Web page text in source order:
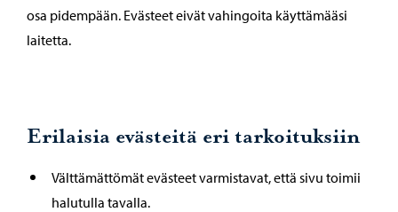
osa pidempään. Evästeet eivät vahingoita käyttämääsi
laitetta.
Erilaisia evästeitä eri tarkoituksiin
Välttämättömät evästeet varmistavat, että sivu toimii
halutulla tavalla.